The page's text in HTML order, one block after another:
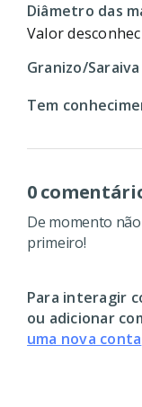
Diâmetro das
Valor
Granizo/
Tem
0
De momento
primeiro!
Para interagir
ou adicionar
uma nova conta